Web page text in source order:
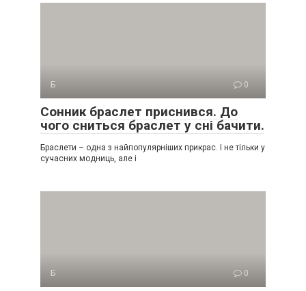
Б 0
Сонник браслет приснився. До
чого сниться браслет у сні бачити.
Браслети – одна з найпопулярніших прикрас. І не тільки у
сучасних модниць, але і
Б 0